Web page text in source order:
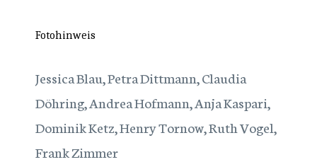
Fotohinweis
Jessica Blau, Petra Dittmann, Claudia
Döhring, Andrea Hofmann, Anja Kaspari,
Dominik Ketz, Henry Tornow, Ruth Vogel,
Frank Zimmer